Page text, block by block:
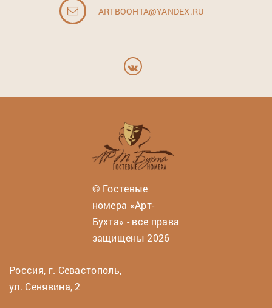
ARTBOOHTA@YANDEX.RU
© Гостевые
номера «Арт-
Бухта» - все права
защищены 2026
Россия, г. Севастополь,
ул. Сенявина, 2